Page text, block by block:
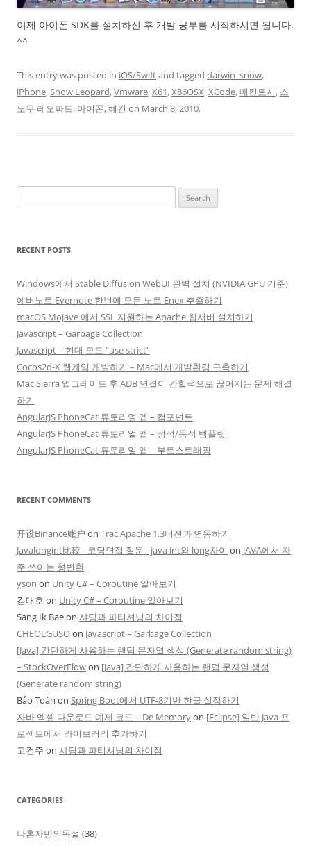
이제 아이폰 SDK를 설치하신 후 개발 공부를 시작하시면 됩니다.
^^
This entry was posted in iOS/Swiftand tagged darwin_snow,
iPhone,Snow Leopard,Vmware,X61,X86OSX,XCode,매킨토시, 스
노우 레오파드, 아이폰,해킨 on March 8, 2010.
for:
RECENT POSTS
Windows에서 Stable Diffusion WebUI 완벽 설치 (NVIDIA GPU 기준)
에버노트 Evernote 한번에 모든 노트 Enex 추출하기
macOS Mojave 에서 SSL 지원하는 Apache 웹서버 설치하기
Javascript – Garbage Collection
Javascript – 현대 모드 “use strict”
Cocos2d-X 웹게임 개발하기 – Mac에서 개발환경 구축하기
Mac Sierra 업그레이드 후 ADB 연결이 간헐적으로 끊어지는 문제 해결
하기
AngularJS PhoneCat 튜토리얼 앱 – 컴포넌트
AngularJS PhoneCat 튜토리얼 앱 – 정적/동적 템플릿
AngularJS PhoneCat 튜토리얼 앱 – 부트스트래핑
RECENT COMMENTS
开设Binance账户 on Trac Apache 1.3버젼과 연동하기
Javalongint比較 - 코딩면접 질문 - java int와 long차이 on JAVA에서 자
주 쓰이는 형변환
yson on Unity C# – Coroutine 알아보기
김대호 on Unity C# – Coroutine 알아보기
Sang Ik Baeon 샤딩과 파티셔닝의 차이점
CHEOLGUSOon Javascript – Garbage Collection
[Java] 간단하게 사용하는 랜덤 문자열 생성 (Generate random string)
– StockOverFlowon [Java] 간단하게 사용하는 랜덤 문자열 생성
(Generate random string)
Bảo Toàn on Spring Boot에서 UTF-8기반 한글 설정하기
자바 엑셀 다운로드 예제 코드 – De Memoryon [Eclipse] 일반 Java 프
로젝트에서 라이브러리 추가하기
고건주 on 샤딩과 파티셔닝의 차이점
CATEGORIES
나혼자만의독설 (38)